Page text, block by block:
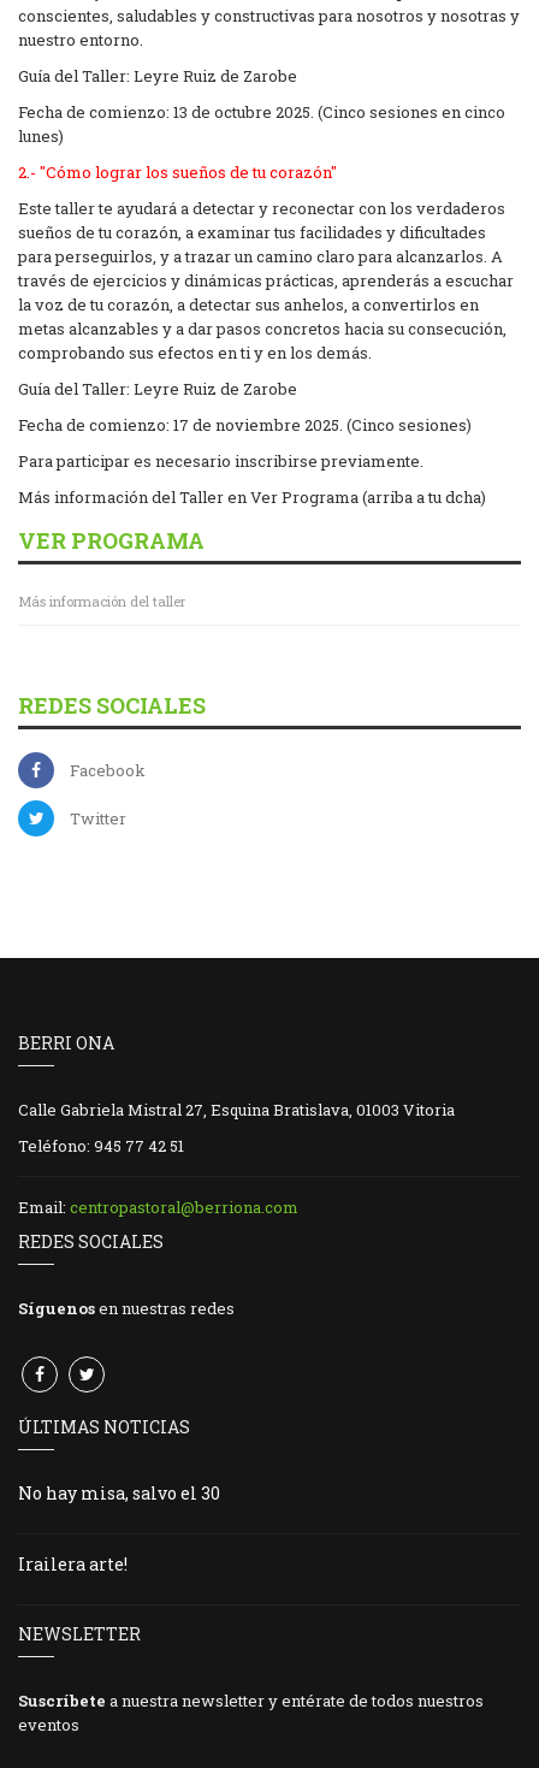
conscientes, saludables y constructivas para nosotros y nosotras y
nuestro entorno.
Guía del Taller: Leyre Ruiz de Zarobe
Fecha de comienzo: 13 de octubre 2025. (Cinco sesiones en cinco
lunes)
2.- "Cómo lograr los sueños de tu corazón"
Este taller te ayudará a detectar y reconectar con los verdaderos
sueños de tu corazón, a examinar tus facilidades y dificultades
para perseguirlos, y a trazar un camino claro para alcanzarlos. A
través de ejercicios y dinámicas prácticas, aprenderás a escuchar
la voz de tu corazón, a detectar sus anhelos, a convertirlos en
metas alcanzables y a dar pasos concretos hacia su consecución,
comprobando sus efectos en ti y en los demás.
Guía del Taller: Leyre Ruiz de Zarobe
Fecha de comienzo: 17 de noviembre 2025. (Cinco sesiones)
Para participar es necesario inscribirse previamente.
Más información del Taller en Ver Programa (arriba a tu dcha)
VER PROGRAMA
Más información del taller
REDES SOCIALES
Facebook
Twitter
BERRI ONA
Calle Gabriela Mistral 27, Esquina Bratislava, 01003 Vitoria
Teléfono: 945 77 42 51
Email: centropastoral@berriona.com
REDES SOCIALES
Síguenosen nuestras redes
ÚLTIMAS NOTICIAS
No hay misa, salvo el 30
Irailera arte!
NEWSLETTER
Suscríbete a nuestra newsletter y entérate de todos nuestros
eventos